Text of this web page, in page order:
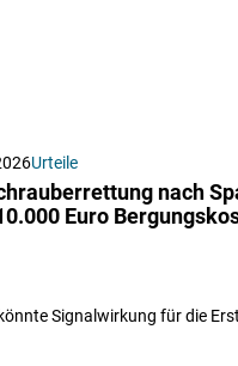
Urteile
nach
Euro
Signalwirkung für die